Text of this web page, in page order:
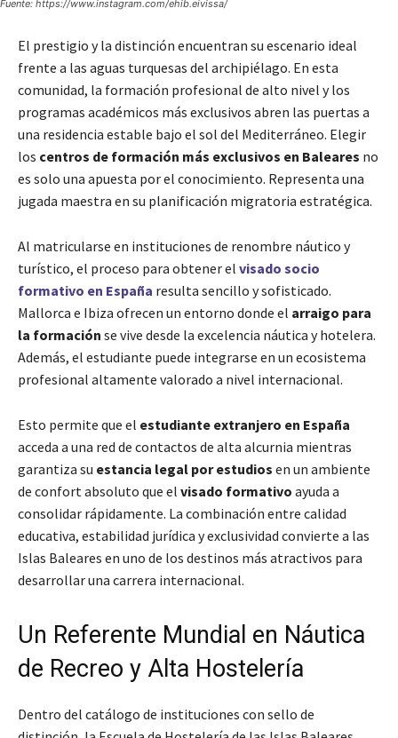
Fuente: https://www.instagram.com/ehib.eivissa/
El prestigio y la distinción encuentran su escenario ideal
frente a las aguas turquesas del archipiélago. En esta
comunidad, la formación profesional de alto nivel y los
programas académicos más exclusivos abren las puertas a
una residencia estable bajo el sol del Mediterráneo. Elegir
los centros de formación más exclusivos en Baleares no
es solo una apuesta por el conocimiento. Representa una
jugada maestra en su planificación migratoria estratégica.
Al matricularse en instituciones de renombre náutico y
turístico, el proceso para obtener el visado socio
formativo en España resulta sencillo y sofisticado.
Mallorca e Ibiza ofrecen un entorno donde el arraigo para
la formación se vive desde la excelencia náutica y hotelera.
Además, el estudiante puede integrarse en un ecosistema
profesional altamente valorado a nivel internacional.
Esto permite que el estudiante extranjero en España
acceda a una red de contactos de alta alcurnia mientras
garantiza su estancia legal por estudios en un ambiente
de confort absoluto que el visado formativo ayuda a
consolidar rápidamente. La combinación entre calidad
educativa, estabilidad jurídica y exclusividad convierte a las
Islas Baleares en uno de los destinos más atractivos para
desarrollar una carrera internacional.
Un Referente Mundial en Náutica
de Recreo y Alta Hostelería
Dentro del catálogo de instituciones con sello de